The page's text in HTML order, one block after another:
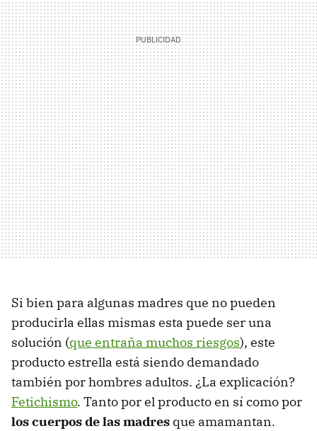
Si bien para algunas madres que no pueden
producirla ellas mismas esta puede ser una
solución (que entraña muchos riesgos), este
producto estrella está siendo demandado
también por hombres adultos. ¿La explicación?
Fetichismo. Tanto por el producto en sí como por
los cuerpos de las madres que amamantan.